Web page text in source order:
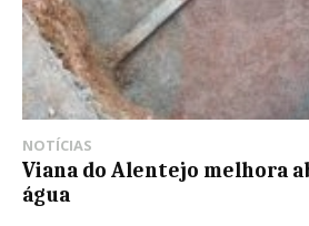
NOTÍCIAS
Viana do Alentejo melhora
água